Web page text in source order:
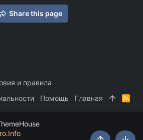
Share this page
и правила
Помощь Главная
R